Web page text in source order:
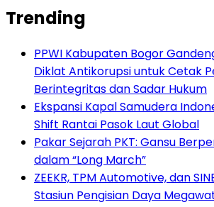
Trending
PPWI Kabupaten Bogor
Diklat Antikorupsi untuk Cetak
Berintegritas dan Sadar Hukum
Ekspansi Kapal Samudera
Shift Rantai Pasok Laut Global
Pakar Sejarah PKT: Gansu
dalam “Long March”
ZEEKR, TPM Automotive, dan
Stasiun Pengisian Daya